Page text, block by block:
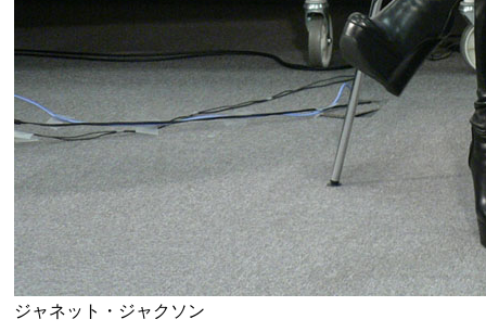
ジャネット・ジャクソン